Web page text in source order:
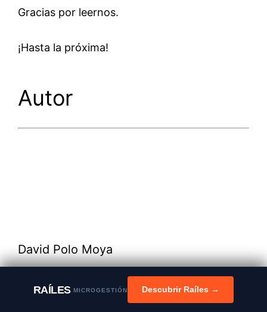
Gracias por leernos.
¡Hasta la próxima!
Autor
David Polo Moya
Nacido en Madrid, de 46 años. Licenciado en
Business por la Universidad de Portsmouth
RAÍLESMICROGESTIÓN Descubrir Raíles →